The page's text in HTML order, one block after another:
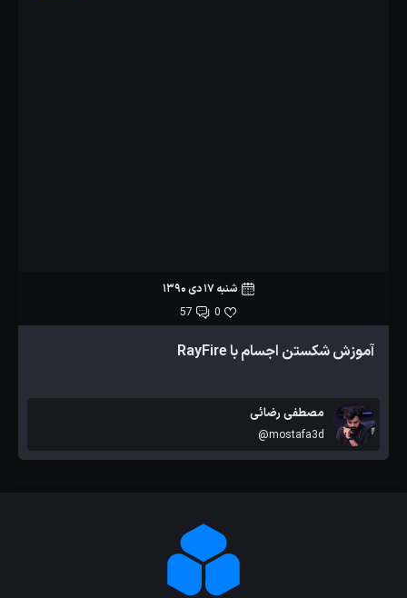
شنبه 17 دی 1390
0
57
آموزش شکستن اجسام با RayFire
مصطفی رضائی
@mostafa3d